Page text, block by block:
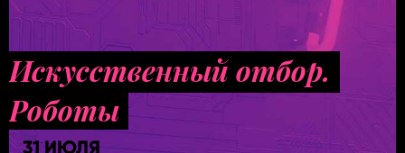
Искусственный отбор.
Роботы
31 ИЮЛЯ